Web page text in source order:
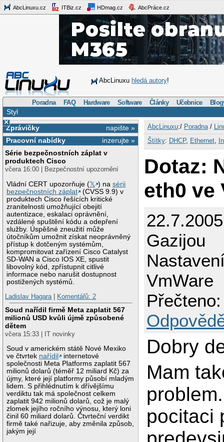
AbcLinuxu.cz ITBiz.cz HDmag.cz AbcPráce.cz
AbcLinuxu hledá autory!
Poradna FAQ Hardware Software Články Učebnice
Styl
×
napište »
Zprávičky
inzerujte »
Pracovní nabídky
Série bezpečnostních záplat v
produktech Cisco
včera 16:00 | Bezpečnostní upozornění
Vládní CERT upozorňuje (𝕏 ) nasérii
bezpečnostních záplat
(CVSS 9.9) v
produktech Cisco řešících kritické
zranitelnosti umožňující obejití
autentizace, eskalaci oprávnění,
vzdálené spuštění kódu a odepření
služby. Úspěšné zneužití může
útočníkům umožnit získat neoprávněný
přístup k dotčeným systémům,
kompromitovat zařízení Cisco Catalyst
SD-WAN a Cisco IOS XE, spustit
libovolný kód, zpřístupnit citlivé
informace nebo narušit dostupnost
postižených systémů.
Ladislav Hagara| Komentářů: 2
Soud nařídil firmě Meta zaplatit 567
milionů USD kvůli újmě způsobené
dětem
včera 15:33 | IT novinky
Soud v americkém státě Nové Mexiko
ve čtvrtek nařídil
internetové
společnosti Meta Platforms zaplatit 567
milionů dolarů (téměř 12 miliard Kč) za
újmy, které její platformy působí mladým
lidem. S přihlédnutím k dřívějšímu
verdiktu tak má společnost celkem
zaplatit 942 milionů dolarů, což je malý
zlomek jejího ročního výnosu, který loni
činil 60 miliard dolarů. Čtvrteční verdikt
firmě také nařizuje, aby změnila způsob,
jakým její
AbcLinuxu:/ Poradna/
Štítky: DHCP, Ethernet,
Dotaz:
eth0 ve
Gazijou
VmWare
Dobry
Mam
pocitaci